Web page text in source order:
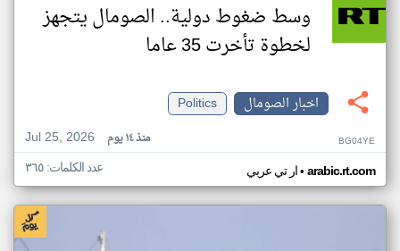
وسط ضغوط دولية.. الصومال يتجهز
لخطوة تأخرت 35 عاما
اخبار الصومال
Politics
Jul 25, 2026
منذ ١٤ يوم BG04YE
ار تي عربي• arabic.rt.com عدد الكلمات: ٣٦٥